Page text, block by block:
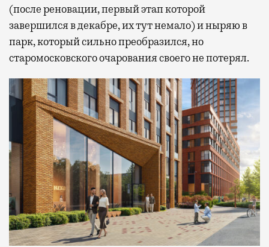
(после реновации, первый этап которой
завершился в декабре, их тут немало) и ныряю в
парк, который сильно преобразился, но
старомосковского очарования своего не потерял.